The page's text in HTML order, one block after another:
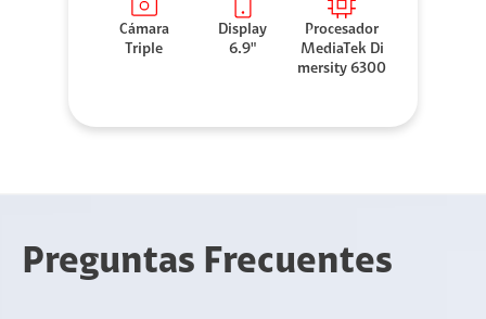
Cámara
Triple
Display
6.9"
Procesador
MediaTek Di
mersity 6300
Preguntas Frecuentes